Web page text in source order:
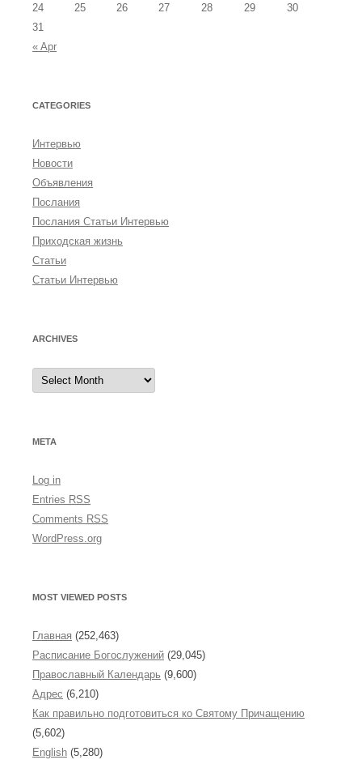
« Apr
24
25 26 27 28 29
30
31
CATEGORIES
Интервью
Новости
Объявления
Послания
Послания Статьи Интервью
Приходская жизнь
Статьи
Статьи Интервью
ARCHIVES
A
c
e
META
Log in
Entries RSS
Comments RSS
WordPress.org
MOST VIEWED POSTS
Главная (252,463)
Расписание Богослужений (29,045)
Православный Календарь (9,600)
Адрес (6,210)
Как правильно подготовиться ко Святому Причащению
(5,602)
English (5,280)